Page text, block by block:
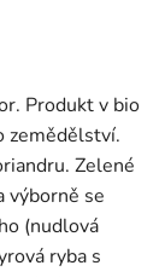
Produkt v bio
zemědělství.
Zelené
výborně se
(nudlová
ryba s